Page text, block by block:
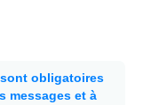
obligatoires
messages et à